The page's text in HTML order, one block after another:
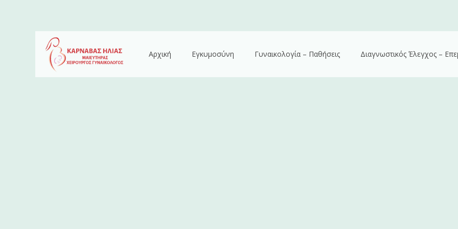
Αρχική Εγκυμοσύνη Γυναικολογία – Παθήσεις Διαγνωστικός Έλεγχος –